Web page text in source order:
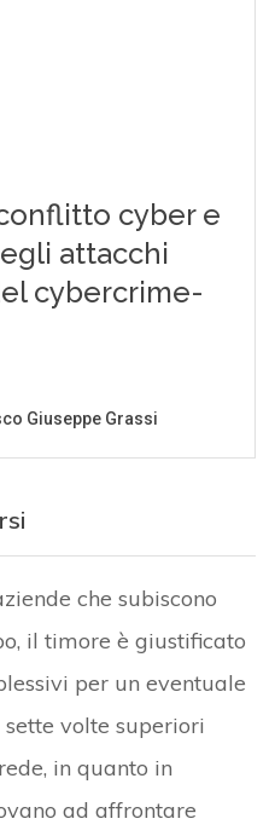
che subiscono
il timore è giustificato
per un eventuale
sette volte superiori
in quanto in
ad affrontare